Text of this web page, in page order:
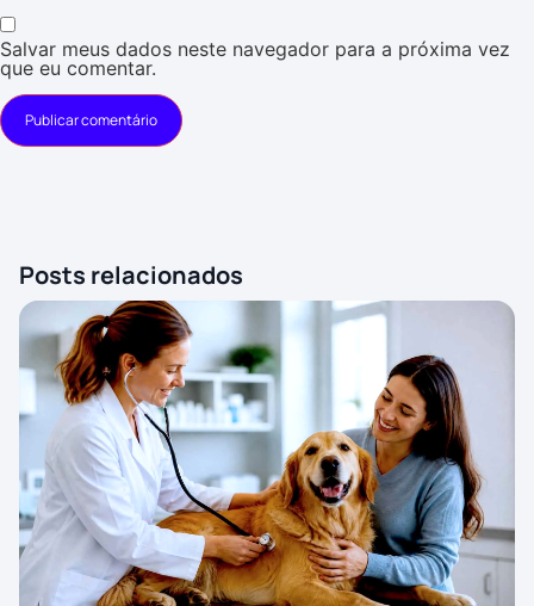
Salvar meus dados neste navegador para a próxima vez
que eu comentar.
Posts relacionados